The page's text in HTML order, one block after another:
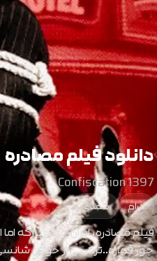
دانلود فیلم مصادره
Confiscation 1397
درام کمدی
فیلم مصادره، ایران خیلی بزرگه
جور قماره..ترکیبی از خوش